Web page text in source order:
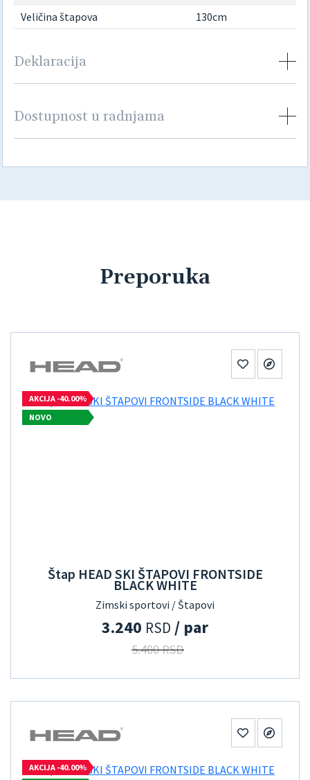
Veličina štapova
130cm
Deklaracija
Dostupnost u radnjama
Preporuka
AKCIJA -40.00%
NOVO
Štap HEAD SKI ŠTAPOVI FRONTSIDE
BLACK WHITE
Zimski sportovi / Štapovi
3.240 RSD / par
5.400 RSD
AKCIJA -40.00%